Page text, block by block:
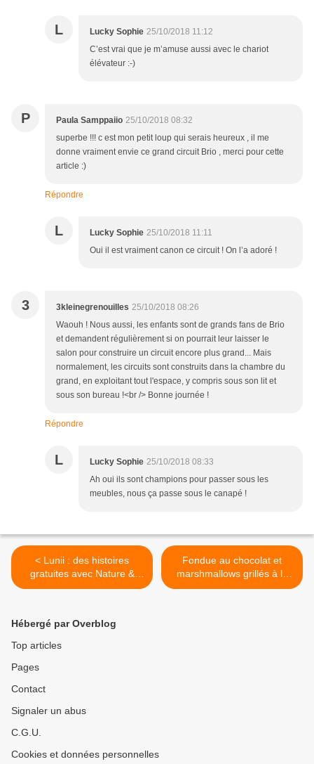
L Lucky Sophie 25/10/2018 11:12
C’est vrai que je m’amuse aussi avec le chariot
élévateur :-)
P Paula Samppaiio 25/10/2018 08:32
superbe !!! c est mon petit loup qui serais heureux , il me
donne vraiment envie ce grand circuit Brio , merci pour cette
article :)
Répondre
L Lucky Sophie 25/10/2018 11:11
Oui il est vraiment canon ce circuit ! On l’a adoré !
3 3kleinegrenouilles 25/10/2018 08:26
Waouh ! Nous aussi, les enfants sont de grands fans de Brio
et demandent régulièrement si on pourrait leur laisser le
salon pour construire un circuit encore plus grand... Mais
normalement, les circuits sont construits dans la chambre du
grand, en exploitant tout l'espace, y compris sous son lit et
sous son bureau !<br /> Bonne journée !
Répondre
L Lucky Sophie 25/10/2018 08:33
Ah oui ils sont champions pour passer sous les
meubles, nous ça passe sous le canapé !
< Lunii : des histoires
gratuites avec Nature &
Découvertes
Fondue au chocolat et
marshmallows grillés à la
plancha >
Hébergé par Overblog
Top articles
Pages
Contact
Signaler un abus
C.G.U.
Cookies et données personnelles